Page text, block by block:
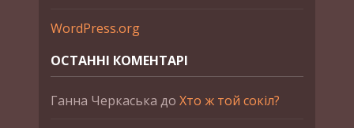
WordPress.org
ОСТАННІ КОМЕНТАРІ
Ганна Черкаська до Хто ж той сокіл?